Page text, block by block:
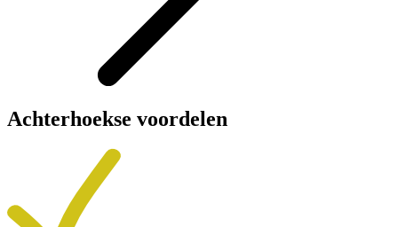
Achterhoekse voordelen